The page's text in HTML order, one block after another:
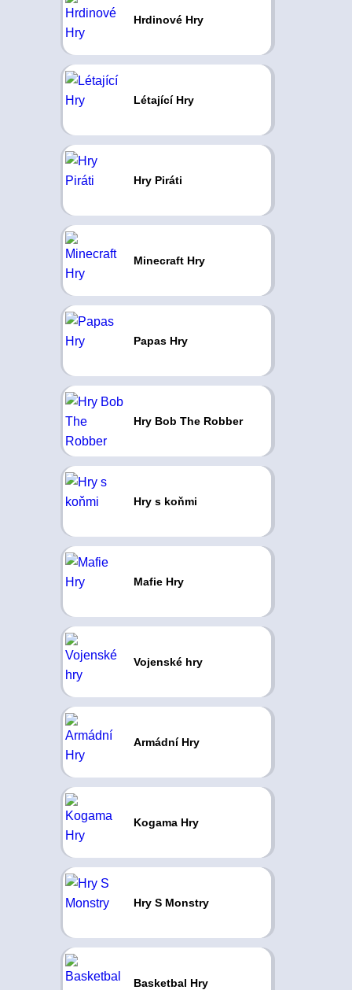
Hrdinové Hry
Létající Hry
Hry Piráti
Minecraft Hry
Papas Hry
Hry Bob The Robber
Hry s koňmi
Mafie Hry
Vojenské hry
Armádní Hry
Kogama Hry
Hry S Monstry
Basketbal Hry